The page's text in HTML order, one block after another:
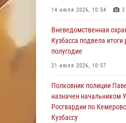
профессиональным
С 1 сентября 2026 года
федеральный закон о
Росгвардейцы
виновника причинения
кемеровчанину
14 июля 2026, 10:54 2
Вневедомственная
Кузбасса подвела
полугодие
21 июля 2026, 10:57
Полковник полиции
назначен начальником
Росгвардии по
Кузбассу